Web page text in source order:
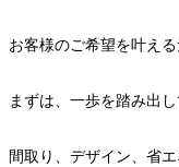
お客様のご希望を叶え
まずは、一歩を踏み出
間取り、デザイン、省